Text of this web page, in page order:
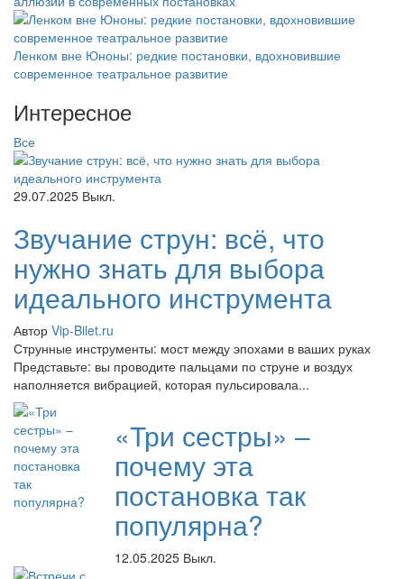
Ленком вне Юноны: редкие постановки, вдохновившие
современное театральное развитие
Интересное
Все
29.07.2025 Выкл.
Звучание струн: всё, что
нужно знать для выбора
идеального инструмента
Автор Vip-Bilet.ru
Струнные инструменты: мост между эпохами в ваших руках
Представьте: вы проводите пальцами по струне и воздух
наполняется вибрацией, которая пульсировала...
«Три сестры» –
почему эта
постановка так
популярна?
12.05.2025 Выкл.